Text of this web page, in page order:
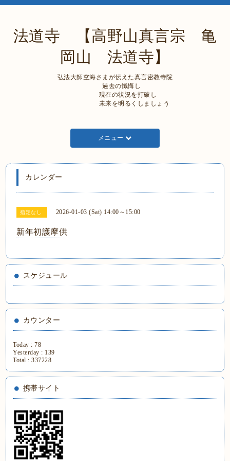
法道寺 【高野山真言宗 亀
岡山 法道寺】
弘法大師空海さまが伝えた真言密教寺院
過去の懺悔し
現在の状況を打破し
未来を明るくしましょう
メニュー
カレンダー
指定なし 2026-01-03 (Sat) 14:00～15:00
新年初護摩供
スケジュール
カウンター
Today :78
Yesterday : 139
Total :337228
携帯サイト